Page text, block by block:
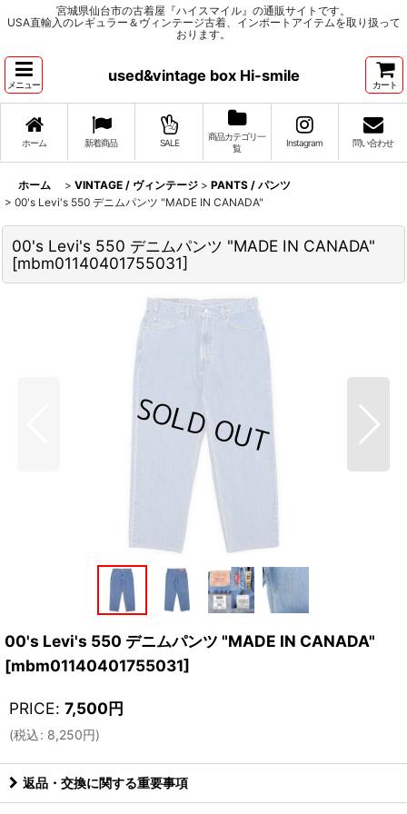
宮城県仙台市の古着屋『ハイスマイル』の通販サイトです。
USA直輸入のレギュラー＆ヴィンテージ古着、インポートアイテムを取り扱って
おります。
メニュー
used&vintage box Hi-smile
カート
ホーム 新着商品 SALE
商品カテゴリ一
覧
Instagram 問い合わせ
ホーム > VINTAGE / ヴィンテージ > PANTS / パンツ
> 00's Levi's 550 デニムパンツ "MADE IN CANADA"
00's Levi's 550 デニムパンツ "MADE IN CANADA"
[mbm01140401755031]
00's Levi's 550 デニムパンツ "MADE IN CANADA"
[mbm01140401755031]
PRICE: 7,500円
(税込: 8,250円)
返品・交換に関する重要事項